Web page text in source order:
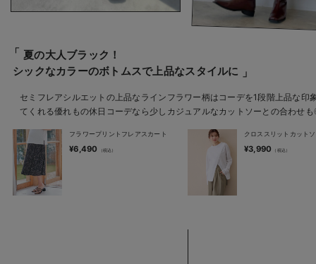
夏の大人ブラック！
シックなカラーのボトムスで上品なスタイルに
セミフレアシルエットの上品なラインフラワー柄はコーデを1段階上品な印
てくれる優れもの休日コーデなら少しカジュアルなカットソーとの合わせ
フラワープリントフレアスカート
¥6,490
クロススリットカット
¥3,990